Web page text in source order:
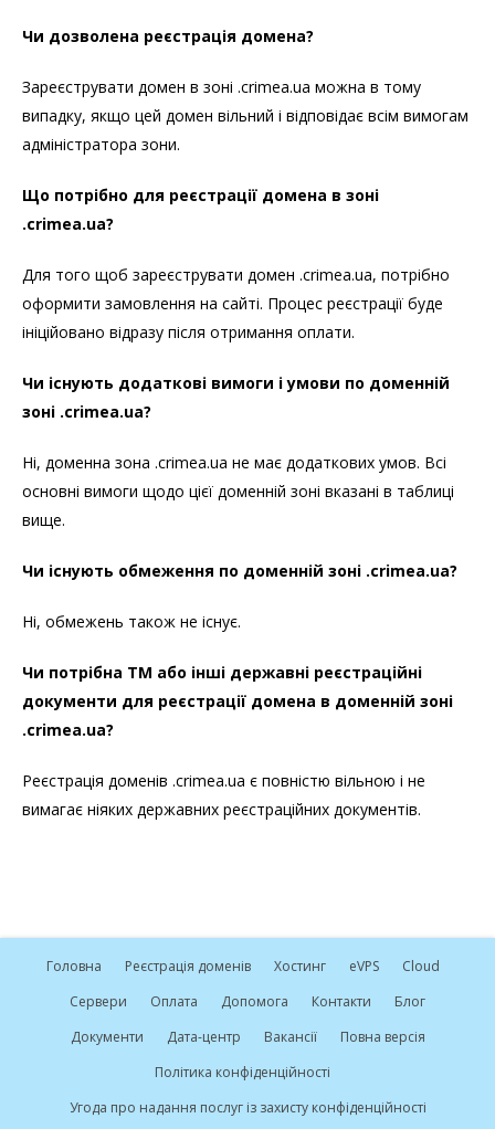
Чи дозволена реєстрація домена?
Зареєструвати домен в зоні .crimea.ua можна в тому
випадку, якщо цей домен вільний і відповідає всім вимогам
адміністратора зони.
Що потрібно для реєстрації домена в зоні
.crimea.ua?
Для того щоб зареєструвати домен .crimea.ua, потрібно
оформити замовлення на сайті. Процес реєстрації буде
ініційовано відразу після отримання оплати.
Чи існують додаткові вимоги і умови по доменній
зоні .crimea.ua?
Ні, доменна зона .crimea.ua не має додаткових умов. Всі
основні вимоги щодо цієї доменній зоні вказані в таблиці
вище.
Чи існують обмеження по доменній зоні .crimea.ua?
Ні, обмежень також не існує.
Чи потрібна ТМ або інші державні реєстраційні
документи для реєстрації домена в доменній зоні
.crimea.ua?
Реєстрація доменів .crimea.ua є повністю вільною і не
вимагає ніяких державних реєстраційних документів.
Головна Реєстрація доменів Хостинг eVPS
Cloud
Сервери
Оплата Допомога Контакти
Блог
Документи
Дата-центр Вакансії
Повна версія
Політика конфіденційності
Угода про надання послуг із захисту конфіденційності